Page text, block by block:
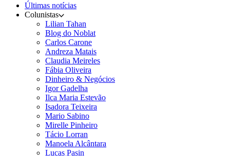
Últimas notícias
Colunistas
Lilian Tahan
Blog do Noblat
Carlos Carone
Andreza Matais
Claudia Meireles
Fábia Oliveira
Dinheiro & Negócios
Igor Gadelha
Ilca Maria Estevão
Isadora Teixeira
Mario Sabino
Mirelle Pinheiro
Tácio Lorran
Manoela Alcântara
Lucas Pasin